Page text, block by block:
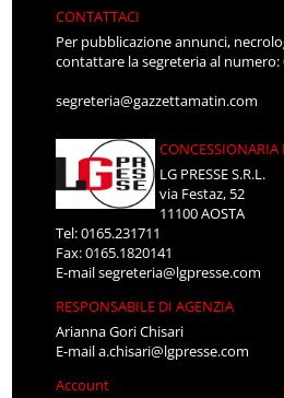
CONTATTACI
Per pubblicazione annunci,
contattare la segreteria al numero:
segreteria@gazzettamatin.com
LG PRESSE S.R.L.
via Festaz, 52
11100 AOSTA
Tel: 0165.231711
Fax: 0165.1820141
E-mailsegreteria@lgpresse.com
RESPONSABILE DI AGENZIA
Arianna Gori Chisari
E-maila.chisari@lgpresse.com
Account